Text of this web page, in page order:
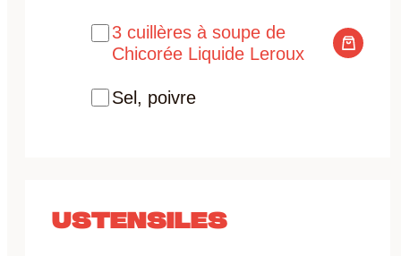
3 cuillères à soupe de
Chicorée Liquide Leroux
Sel, poivre
USTENSILES